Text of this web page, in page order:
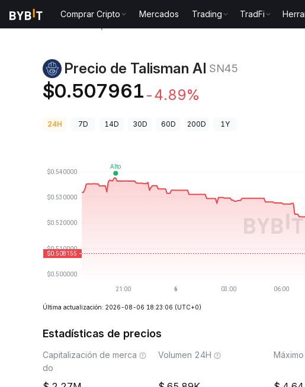
Comprar Cripto Mercados Trading TradFi
Precio de Talisman AI SN45
$0.507961 -4.89%
24H 7D 14D 30D 60D 200D 1Y
Última actualización: 2026-08-06 18:23:06 (UTC+0)
Estadísticas de precios
Capitalización de merca
do
Volumen 24H